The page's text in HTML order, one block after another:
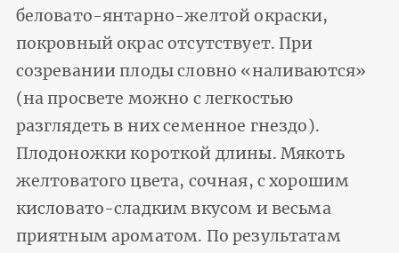
беловато-янтарно-желтой окраски,
покровный окрас отсутствует. При
созревании плоды словно «наливаются»
(на просвете можно с легкостью
разглядеть в них семенное гнездо).
Плодоножки короткой длины. Мякоть
желтоватого цвета, сочная, с хорошим
кисловато-сладким вкусом и весьма
приятным ароматом. По результатам